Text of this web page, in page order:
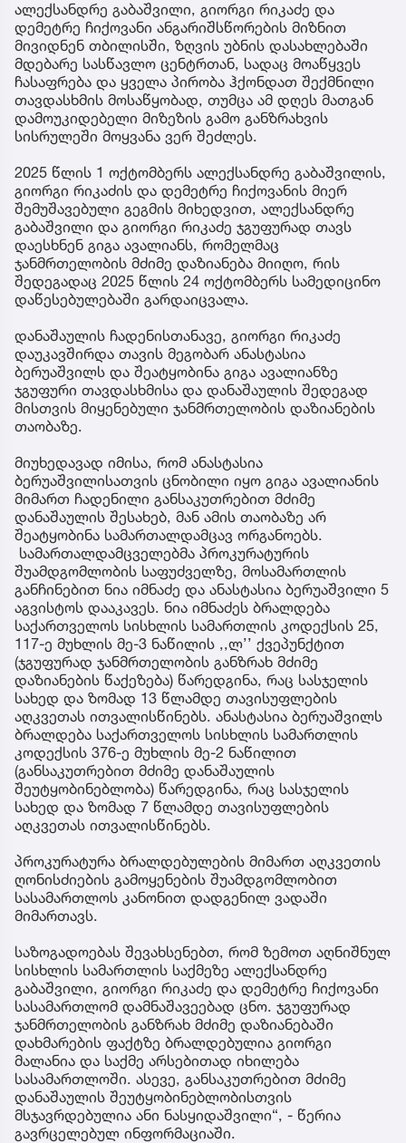
ალექსანდრე გაბაშვილი, გიორგი რიკაძე და
დემეტრე ჩიქოვანი ანგარიშსწორების მიზნით
მივიდნენ თბილისში, ზღვის უბნის დასახლებაში
მდებარე სასწავლო ცენტრთან, სადაც მოაწყვეს
ჩასაფრება და ყველა პირობა ჰქონდათ შექმნილი
თავდასხმის მოსაწყობად, თუმცა ამ დღეს მათგან
დამოუკიდებელი მიზეზის გამო განზრახვის
სისრულეში მოყვანა ვერ შეძლეს.
2025 წლის 1 ოქტომბერს ალექსანდრე გაბაშვილის,
გიორგი რიკაძის და დემეტრე ჩიქოვანის მიერ
შემუშავებული გეგმის მიხედვით, ალექსანდრე
გაბაშვილი და გიორგი რიკაძე ჯგუფურად თავს
დაესხნენ გიგა ავალიანს, რომელმაც
ჯანმრთელობის მძიმე დაზიანება მიიღო, რის
შედეგადაც 2025 წლის 24 ოქტომბერს სამედიცინო
დაწესებულებაში გარდაიცვალა.
დანაშაულის ჩადენისთანავე, გიორგი რიკაძე
დაუკავშირდა თავის მეგობარ ანასტასია
ბერუაშვილს და შეატყობინა გიგა ავალიანზე
ჯგუფური თავდასხმისა და დანაშაულის შედეგად
მისთვის მიყენებული ჯანმრთელობის დაზიანების
თაობაზე.
მიუხედავად იმისა, რომ ანასტასია
ბერუაშვილისათვის ცნობილი იყო გიგა ავალიანის
მიმართ ჩადენილი განსაკუთრებით მძიმე
დანაშაულის შესახებ, მან ამის თაობაზე არ
შეატყობინა სამართალდამცავ ორგანოებს.
სამართალდამცველებმა პროკურატურის
შუამდგომლობის საფუძველზე, მოსამართლის
განჩინებით ნია იმნაძე და ანასტასია ბერუაშვილი 5
აგვისტოს დააკავეს. ნია იმნაძეს ბრალდება
საქართველოს სისხლის სამართლის კოდექსის 25,
117-ე მუხლის მე-3 ნაწილის ,,ლ’’ ქვეპუნქტით
(ჯგუფურად ჯანმრთელობის განზრახ მძიმე
დაზიანების წაქეზება) წარედგინა, რაც სასჯელის
სახედ და ზომად 13 წლამდე თავისუფლების
აღკვეთას ითვალისწინებს. ანასტასია ბერუაშვილს
ბრალდება საქართველოს სისხლის სამართლის
კოდექსის 376-ე მუხლის მე-2 ნაწილით
(განსაკუთრებით მძიმე დანაშაულის
შეუტყობინებლობა) წარედგინა, რაც სასჯელის
სახედ და ზომად 7 წლამდე თავისუფლების
აღკვეთას ითვალისწინებს.
პროკურატურა ბრალდებულების მიმართ აღკვეთის
ღონისძიების გამოყენების შუამდგომლობით
სასამართლოს კანონით დადგენილ ვადაში
მიმართავს.
საზოგადოებას შევახსენებთ, რომ ზემოთ აღნიშნულ
სისხლის სამართლის საქმეზე ალექსანდრე
გაბაშვილი, გიორგი რიკაძე და დემეტრე ჩიქოვანი
სასამართლომ დამნაშავეებად ცნო. ჯგუფურად
ჯანმრთელობის განზრახ მძიმე დაზიანებაში
დახმარების ფაქტზე ბრალდებულია გიორგი
მალანია და საქმე არსებითად იხილება
სასამართლოში. ასევე, განსაკუთრებით მძიმე
დანაშაულის შეუტყობინებლობისთვის
მსჯავრდებულია ანი ნასყიდაშვილი“, - წერია
გავრცელებულ ინფორმაციაში.